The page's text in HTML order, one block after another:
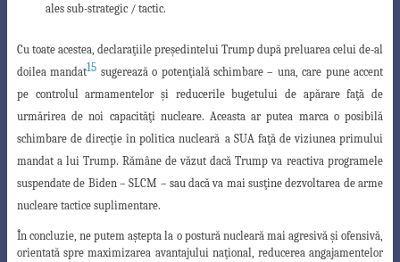
ales sub-strategic / tactic.
Cu toate acestea, declaraţiile preşedintelui Trump după preluarea celui de-al
doilea mandat15 sugerează o potenţială schimbare – una, care pune accent
pe controlularmamentelor şi reducerile bugetului de apărare faţă de
urmărirea de noi capacităţi nucleare. Aceasta ar putea marca oposibilă
schimbare de direcţie în politica nucleară a SUAfaţă de viziunea primului
mandat a lui Trump. Rămâne de văzut dacă Trump va reactiva programele
suspendate de Biden – SLCM – sau dacă va mai susţine dezvoltarea de arme
nucleare tactice suplimentare.
În concluzie, ne putem aştepta la o postură nucleară mai agresivă şi ofensivă,
orientată spre maximizarea avantajului naţional, reducerea angajamentelor